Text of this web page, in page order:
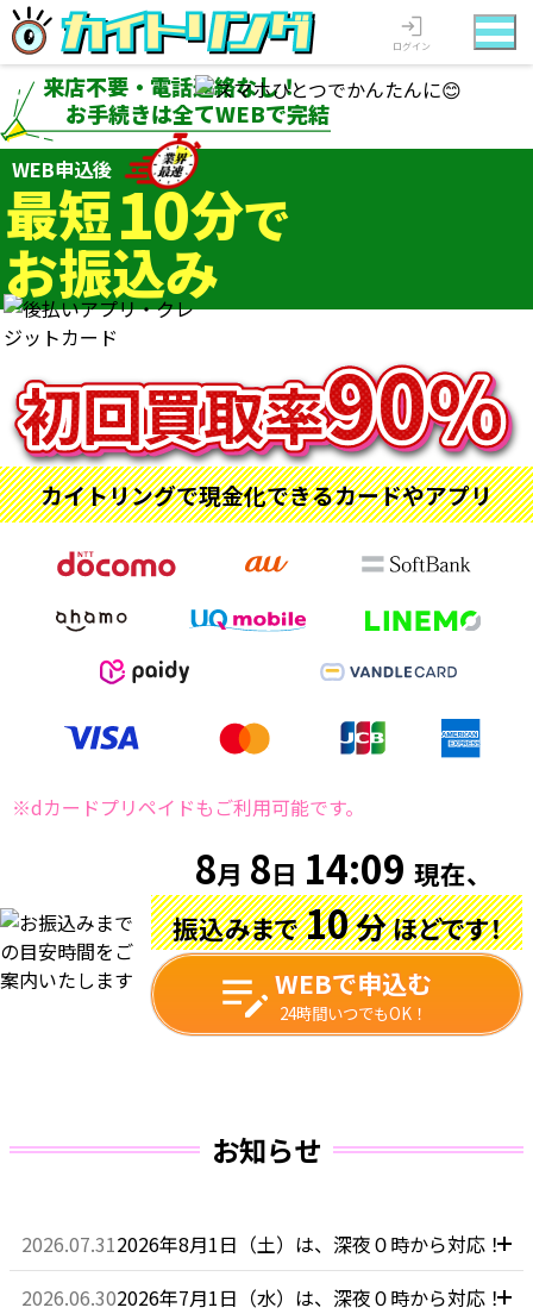
ログイン
来店不要・電話連絡なし！
お手続きは全てWEBで完結
最短10分で
お振込み
WEB申込後
初回買取率90%
カイトリングで現金化できるカードやアプリ
※dカードプリペイドもご利用可能です。
8月 8日 14:09 現在、
振込みまで10分ほどです！
WEBで申込む
24時間いつでもOK！
お知らせ
2026.07.312026年8月1日（土）は、深夜０時から対応！
2026.06.302026年7月1日（水）は、深夜０時から対応！